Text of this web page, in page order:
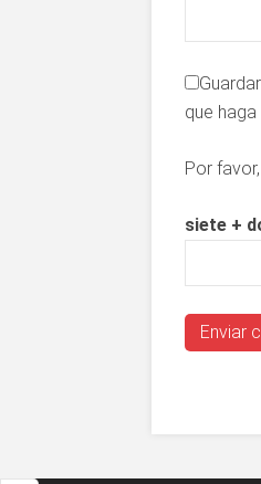
que haga
Por
siete +